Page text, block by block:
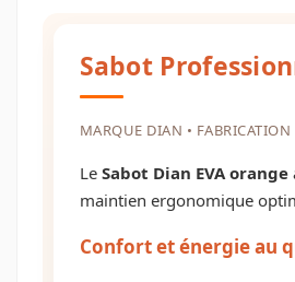
Sabot
MARQUE DIAN •
Le Sabot Dian EVA orange
maintien ergonomique
Confort et énergie au